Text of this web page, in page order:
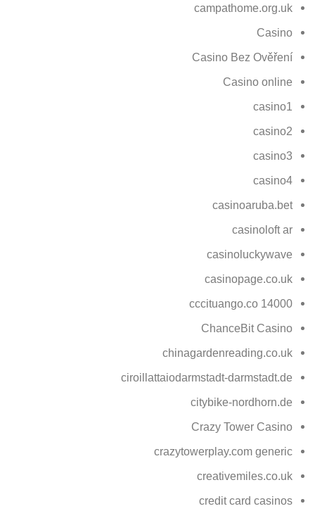
campathome.org.uk
Casino
Casino Bez Ověření
Casino online
casino1
casino2
casino3
casino4
casinoaruba.bet
casinoloft ar
casinoluckywave
casinopage.co.uk
cccituango.co 14000
ChanceBit Casino
chinagardenreading.co.uk
ciroillattaiodarmstadt-darmstadt.de
citybike-nordhorn.de
Crazy Tower Сasino
crazytowerplay.com generic
creativemiles.co.uk
credit card casinos